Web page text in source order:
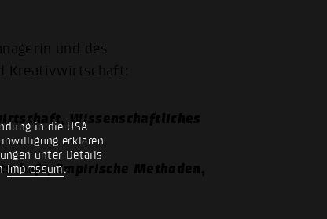
in die USA
erklären
unter Details
Impressum.
und des
Kreativwirtschaft:
Wissenschaftliches
Empirische Methoden,